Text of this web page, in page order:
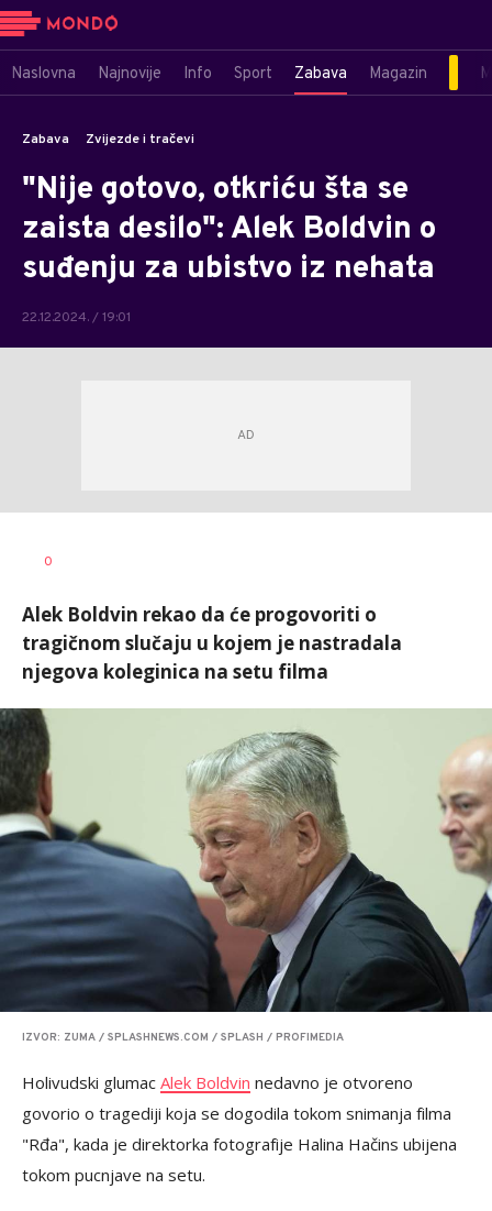
Naslovna Najnovije Info Sport Zabava Magazin
Zabava Zvijezde i tračevi
"Nije gotovo, otkriću šta se
zaista desilo": Alek Boldvin o
suđenju za ubistvo iz nehata
22.12.2024. / 19:01
AUTOR
0
Alek Boldvin rekao da će progovoriti o
tragičnom slučaju u kojem je nastradala
njegova koleginica na setu filma
IZVOR: ZUMA / SPLASHNEWS.COM / SPLASH / PROFIMEDIA
Holivudski glumac Alek Boldvin nedavno je otvoreno
govorio o tragediji koja se dogodila tokom snimanja filma
"Rđa", kada je direktorka fotografije Halina Hačins ubijena
tokom pucnjave na setu.